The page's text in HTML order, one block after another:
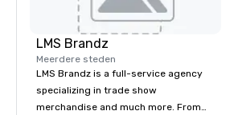
LMS Brandz
Meerdere steden
LMS Brandz is a full-service agency
specializing in trade show
merchandise and much more. From